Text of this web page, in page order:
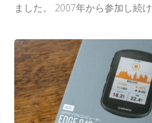
ました。 2007年から参加し続